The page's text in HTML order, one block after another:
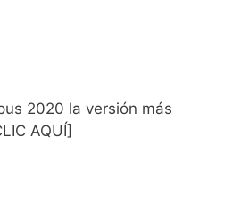
2020 la versión más
AQUÍ]